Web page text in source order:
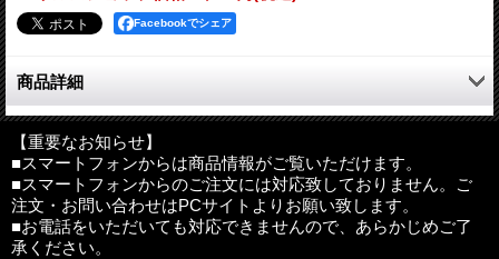
Facebookでシェア
商品詳細
現代のマインドフルネスから日本の能表現・世阿弥までを、キリ
スト教の視点から取り上げて解説する、まったく新しい神学入
門。
これだけ分かりやすく、温かい、羽のように軽やかに舞う神学書
は世界にも例を見ないのではないでしょうか（「解説」より）
【重要なお知らせ】
■スマートフォンからは商品情報がご覧いただけます。
■スマートフォンからのご注文には対応致しておりません。ご
注文・お問い合わせはPCサイトよりお願い致します。
■お電話をいただいても対応できませんので、あらかじめご了
承ください。